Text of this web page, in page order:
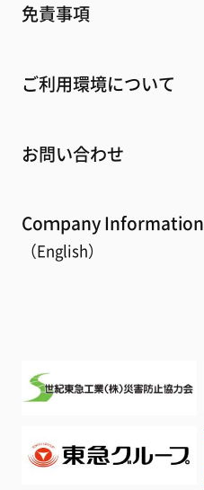
免責事項
ご利用環境について
お問い合わせ
Coｍpany Information
（English）